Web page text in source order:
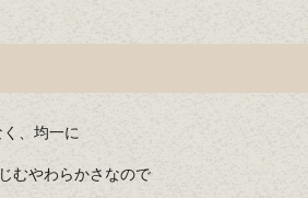
、均一に
むやわらかさなので